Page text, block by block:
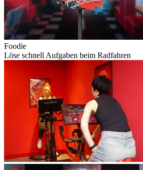
Foodie
Löse schnell Aufgaben beim Radfahren